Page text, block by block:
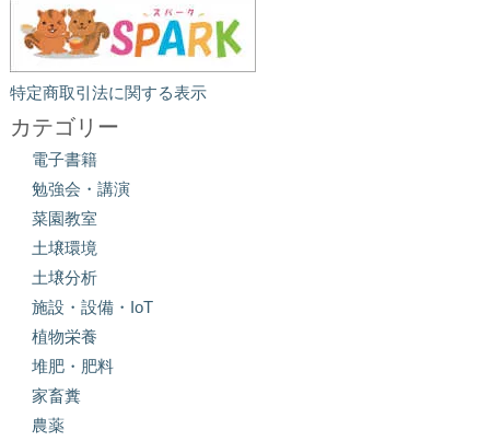
特定商取引法に関する表示
カテゴリー
電子書籍
勉強会・講演
菜園教室
土壌環境
土壌分析
施設・設備・IoT
植物栄養
堆肥・肥料
家畜糞
農薬